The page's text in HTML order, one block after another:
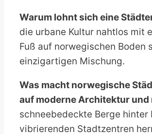
Warum lohnt sich eine
die urbane Kultur nahtlos mit
Fuß auf norwegischen
einzigartigen Mischung.
Was macht norwegische
auf moderne Architektur
schneebedeckte Berge hinter
vibrierenden Stadtzentren